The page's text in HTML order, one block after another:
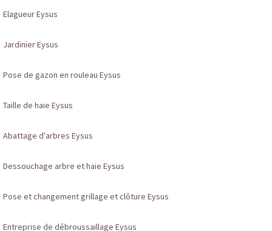
Elagueur Eysus
Jardinier Eysus
Pose de gazon en rouleau Eysus
Taille de haie Eysus
Abattage d'arbres Eysus
Dessouchage arbre et haie Eysus
Pose et changement grillage et clôture Eysus
Entreprise de débroussaillage Eysus